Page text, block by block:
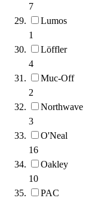
7
Lumos
1
Löffler
4
Muc-Off
2
Northwave
3
O'Neal
16
Oakley
10
PAC